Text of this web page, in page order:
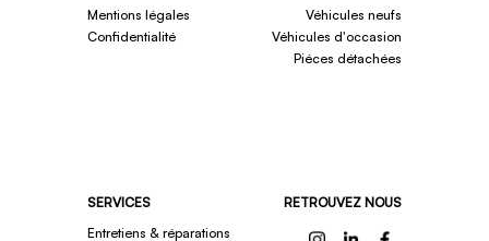
Mentions légales
Confidentialité
Véhicules neufs
Véhicules d'occasion
Piéces détachées
SERVICES
Entretiens & réparations
RETROUVEZ NOUS